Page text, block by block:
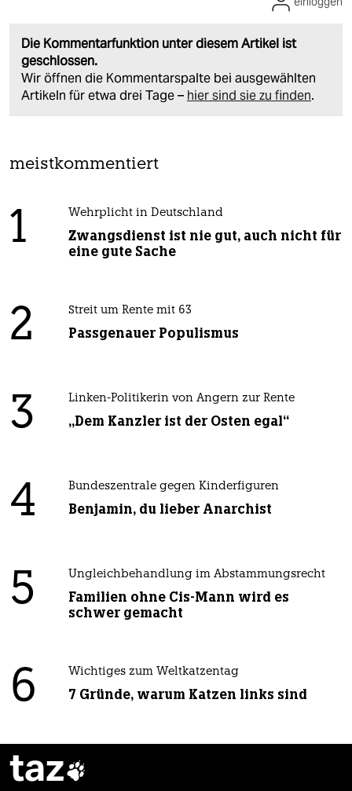
Die Kommentarfunktion unter diesem Artikel ist
geschlossen.
Wir öffnen die Kommentarspalte bei ausgewählten
Artikeln für etwa drei Tage – hier sind sie zu finden.
meistkommentiert
1 Wehrplicht in Deutschland
Zwangsdienst ist nie gut, auch nicht für
eine gute Sache
2 Streit um Rente mit 63
Passgenauer Populismus
3 Linken-Politikerin von Angern zur Rente
„Dem Kanzler ist der Osten egal“
4 Bundeszentrale gegen Kinderfiguren
Benjamin, du lieber Anarchist
5 Ungleichbehandlung im Abstammungsrecht
Familien ohne Cis-Mann wird es
schwer gemacht
6 Wichtiges zum Weltkatzentag
7 Gründe, warum Katzen links sind
taz